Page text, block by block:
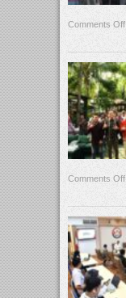
Comments Off
Comments Off